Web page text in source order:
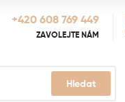
+420 608 769 449
ZAVOLEJTE NÁM
Hledat